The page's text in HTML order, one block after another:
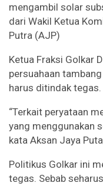
mengambil solar
dari Wakil Ketua
Putra (AJP)
Ketua Fraksi Golkar
persuahaan
harus ditindak tegas.
“Terkait peryataan
yang menggunakan
kata Aksan Jaya
Politikus Golkar ini
tegas. Sebab